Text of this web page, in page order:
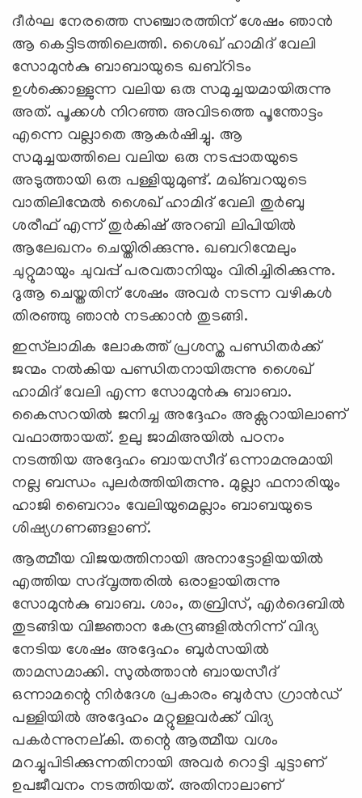
ദീർഘ നേരത്തെ സഞ്ചാരത്തിന് ശേഷം ഞാൻ
ആ കെട്ടിടത്തിലെത്തി. ശൈഖ് ഹാമിദ് വേലി
സോമുൻകു ബാബായുടെ ഖബ്റിടം
ഉള്‍ക്കൊള്ളുന്ന വലിയ ഒരു സമുച്ചയമായിരുന്നു
അത്. പൂക്കള്‍ നിറഞ്ഞ അവിടത്തെ പൂന്തോട്ടം
എന്നെ വല്ലാതെ ആകര്‍ഷിച്ചു. ആ
സമുച്ചയത്തിലെ വലിയ ഒരു നടപ്പാതയുടെ
അടുത്തായി ഒരു പള്ളിയുമുണ്ട്. മഖ്ബറയുടെ
വാതിലിന്മേൽ ശൈഖ് ഹാമിദ് വേലി തുർബു
ശരീഫ് എന്ന് തുർകിഷ് അറബി ലിപിയിൽ
ആലേഖനം ചെയ്തിരിക്കുന്നു. ഖബറിന്മേലും
ചുറ്റുമായും ചുവപ്പ് പരവതാനിയും വിരിച്ചിരിക്കുന്നു.
ദുആ ചെയ്തതിന് ശേഷം അവർ നടന്ന വഴികൾ
തിരഞ്ഞു ഞാൻ നടക്കാൻ തുടങ്ങി.
ഇസ്‍ലാമിക ലോകത്ത് പ്രശസ്ത പണ്ഡിതർക്ക്
ജന്മം നൽകിയ പണ്ഡിതനായിരുന്നു ശൈഖ്
ഹാമിദ് വേലി എന്ന സോമുൻകു ബാബാ.
കൈസറയിൽ ജനിച്ച അദ്ദേഹം അക്സറായിലാണ്
വഫാത്തായത്. ഉലു ജാമിഅയിൽ പഠനം
നടത്തിയ അദ്ദേഹം ബായസീദ് ഒന്നാമനുമായി
നല്ല ബന്ധം പുലർത്തിയിരുന്നു. മുല്ലാ ഫനാരിയും
ഹാജി ബൈറാം വേലിയുമെല്ലാം ബാബയുടെ
ശിഷ്യഗണങ്ങളാണ്.
ആത്മീയ വിജയത്തിനായി അനാട്ടോളിയയിൽ
എത്തിയ സദ്‌വൃത്തരിൽ ഒരാളായിരുന്നു
സോമുൻകു ബാബ. ശാം, തബ്രിസ്, എർദെബിൽ
തുടങ്ങിയ വിജ്ഞാന കേന്ദ്രങ്ങളിൽനിന്ന് വിദ്യ
നേടിയ ശേഷം അദ്ദേഹം ബുർസയിൽ
താമസമാക്കി. സുൽത്താൻ ബായസീദ്
ഒന്നാമന്റെ നിർദേശ പ്രകാരം ബുർസ ഗ്രാൻഡ്
പള്ളിയിൽ അദ്ദേഹം മറ്റുള്ളവര്‍ക്ക് വിദ്യ
പകര്‍ന്നുനല്കി. തന്റെ ആത്മീയ വശം
മറച്ചുപിടിക്കുന്നതിനായി അവർ റൊട്ടി ചുട്ടാണ്
ഉപജീവനം നടത്തിയത്. അതിനാലാണ്